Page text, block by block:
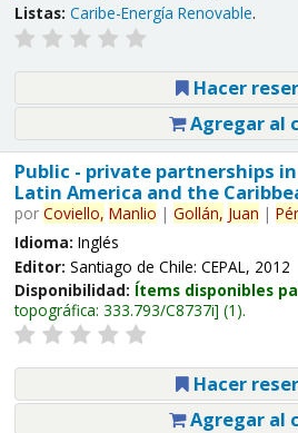
Listas: Caribe-Energía Renovable.
Hacer
Agregar al
Public - private partnerships
Latin America and the
por Coviello, Manlio | Gollán, Juan |
Idioma: Inglés
Editor: Santiago de Chile: CEPAL, 2012
Disponibilidad: Ítems disponibles
topográfica: 333.793/C8737i (1).
Hacer
Agregar al